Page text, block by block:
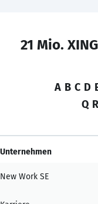
21 Mio.
A B C D
Q R
Unternehmen
New Work SE